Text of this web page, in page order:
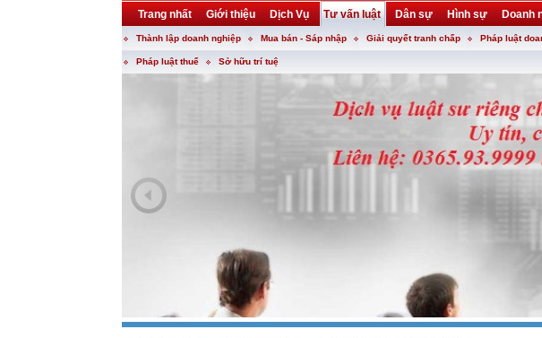
Trang nhất Giới thiệu Dịch Vụ Tư vấn luật Dân sự Hình sự Doanh
Khuyến mại Liên hệ forum utility
Thành lập doanh nghiệp Mua bán - Sáp nhập Giải quyết tranh chấp Pháp luật
Pháp luật thuế Sở hữu trí tuệ